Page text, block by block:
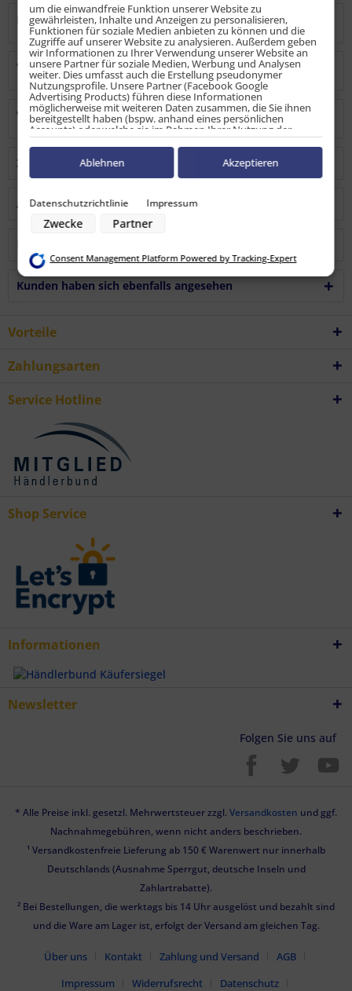
Hersteller
Verantwortliche Person
Warn-/Sicherheitshinweise
Zubehör
Ähnliche Artikel
Kunden haben sich ebenfalls angesehen
Vorteile
Zahlungsarten
Service Hotline
Shop Service
Informationen
Newsletter
Folgen Sie uns auf
* Alle Preise inkl. gesetzl. Mehrwertsteuer zzgl. Versandkosten und ggf.
Nachnahmegebühren, wenn nicht anders beschrieben.
¹ Versandkostenfreie Lieferung ab 150 € Warenwert nur innerhalb
Deutschlands (Ausnahme Sperrgut, deutsche Inseln und
Zahlartrabatte).
² Bei Bestellungen, die werktags bis 14 Uhr ausgelöst und bezahlt sind
und die Ware am Lager ist, erfolgt der Versand am gleichen Tag.
Über uns Kontakt Zahlung und Versand
AGB
Impressum
Widerrufsrecht Datenschutz
um die einwandfreie Funktion unserer Website zu
gewährleisten, Inhalte und Anzeigen zu personalisieren,
Funktionen für soziale Medien anbieten zu können und die
Zugriffe auf unserer Website zu analysieren. Außerdem geben
wir Informationen zu Ihrer Verwendung unserer Website an
unsere Partner für soziale Medien, Werbung und Analysen
weiter. Dies umfasst auch die Erstellung pseudonymer
Nutzungsprofile. Unsere Partner (Facebook Google
Advertising Products) führen diese Informationen
möglicherweise mit weiteren Daten zusammen, die Sie ihnen
bereitgestellt haben (bspw. anhand eines persönlichen
Accounts) oder welche sie im Rahmen Ihrer Nutzung der
Dienste gesammelt haben (bspw. Nutzungsdaten anderer
Geräte). Ihre Einwilligung zur Nutzung von Cookies und Pixeln
können Sie jederzeit widerrufen, indem Sie auf den
Datenschutz-Button links unten klicken und dort die
Zwecke der Datenverarbeitung durch unsere Partner:
Speichern von oder Zugriff auf Informationen auf einem Endgerät
Verwendung von Profilen zur Auswahl personalisierter Werbung
Verwendung von Profilen zur Auswahl personalisierter Inhalte
Daten aus verschiedenen Quellen
Besondere Features:
Endgeräteeigenschaften zur Identifikation aktiv abfragen
Datenschutzrichtlinie Impressum
Zwecke Partner
Ablehnen Akzeptieren
Consent Management Platform Powered by Tracking-Expert